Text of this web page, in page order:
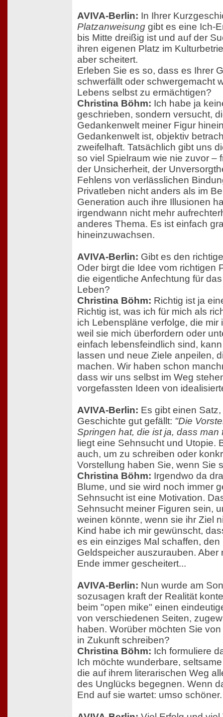
AVIVA-Berlin: In Ihrer
Platzanweisung gibt es eine Ich-
bis Mitte dreißig ist und auf der
ihren eigenen Platz im
aber scheitert.
Erleben Sie es so, dass es Ihrer
schwerfällt oder schwergemacht
Lebens selbst zu ermächtigen?
Christina Böhm: Ich habe ja
geschrieben, sondern versucht,
Gedankenwelt meiner Figur
Gedankenwelt ist, objektiv
zweifelhaft. Tatsächlich gibt uns
so viel Spielraum wie nie zuvor –
der Unsicherheit, der
Fehlens von verlässlichen
Privatleben nicht anders als im
Generation auch ihre Illusionen
irgendwann nicht mehr
anderes Thema. Es ist einfach
hineinzuwachsen.
AVIVA-Berlin: Gibt es den
Oder birgt die Idee vom richtigen
die eigentliche Anfechtung für
Leben?
Christina Böhm: Richtig ist ja
Richtig ist, was ich für mich als
ich Lebenspläne verfolge, die mir
weil sie mich überfordern oder
einfach lebensfeindlich sind,
lassen und neue Ziele anpeilen,
machen. Wir haben schon
dass wir uns selbst im Weg
vorgefassten Ideen von
AVIVA-Berlin: Es gibt einen
Geschichte gut gefällt: "Die
Springen hat, die ist ja, dass man
liegt eine Sehnsucht und Utopie.
auch, um zu schreiben oder
Vorstellung haben Sie, wenn Sie
Christina Böhm: Irgendwo da
Blume, und sie wird noch immer
Sehnsucht ist eine Motivation.
Sehnsucht meiner Figuren sein,
weinen könnte, wenn sie ihr Ziel
Kind habe ich mir gewünscht,
es ein einziges Mal schaffen, den
Geldspeicher auszurauben. Aber
Ende immer gescheitert...
AVIVA-Berlin: Nun wurde am
sozusagen kraft der Realität
beim "open mike" einen
von verschiedenen Seiten,
haben. Worüber möchten Sie
in Zukunft schreiben?
Christina Böhm: Ich formuliere
Ich möchte wunderbare,
die auf ihrem literarischen Weg
des Unglücks begegnen. Wenn
End auf sie wartet: umso schöner.